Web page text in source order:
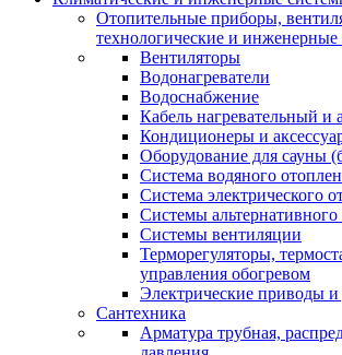
Отопительные приборы,
технологические и
Вентиляторы
Водонагреватели
Водоснабжение
Кабель нагревательный и
Кондиционеры и
Оборудование для сауны
Система водяного
Система электрического
Системы
Системы вентиляции
Терморегуляторы,
управления обогревом
Электрические приводы и
Сантехника
Арматура трубная,